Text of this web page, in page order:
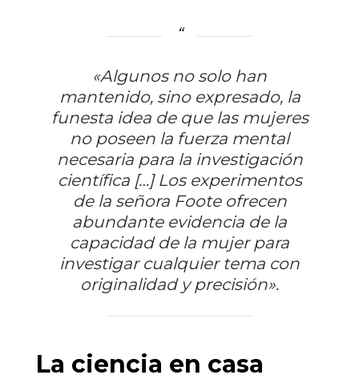
«Algunos no solo han
mantenido, sino expresado, la
funesta idea de que las mujeres
no poseen la fuerza mental
necesaria para la investigación
científica […] Los experimentos
de la señora Foote ofrecen
abundante evidencia de la
capacidad de la mujer para
investigar cualquier tema con
originalidad y precisión».
La ciencia en casa